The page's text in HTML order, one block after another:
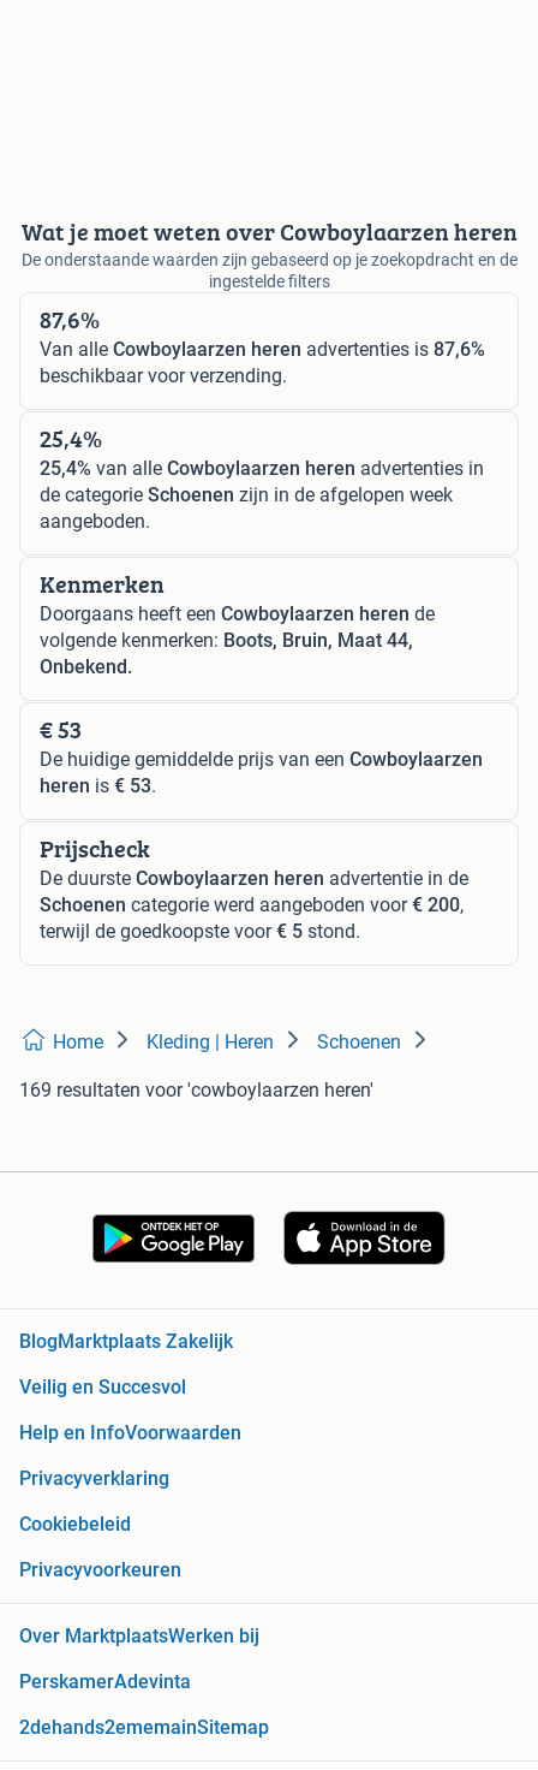
Wat je moet weten over Cowboylaarzen heren
De onderstaande waarden zijn gebaseerd op je zoekopdracht en de
ingestelde filters
87,6%
Van alle Cowboylaarzen heren advertenties is 87,6%
beschikbaar voor verzending.
25,4%
25,4% van alle Cowboylaarzen heren advertenties in
de categorie Schoenen zijn in de afgelopen week
aangeboden.
Kenmerken
Doorgaans heeft een Cowboylaarzen heren de
volgende kenmerken: Boots, Bruin, Maat 44,
Onbekend.
€ 53
De huidige gemiddelde prijs van een Cowboylaarzen
heren is € 53.
Prijscheck
De duurste Cowboylaarzen heren advertentie in de
Schoenen categorie werd aangeboden voor€ 200,
terwijl de goedkoopste voor€ 5 stond.
Home Kleding | Heren Schoenen
169 resultaten voor 'cowboylaarzen heren'
BlogMarktplaats Zakelijk
Veilig en Succesvol
Help en InfoVoorwaarden
Privacyverklaring
Cookiebeleid
Privacyvoorkeuren
Over MarktplaatsWerken bij
PerskamerAdevinta
2dehands2ememainSitemap